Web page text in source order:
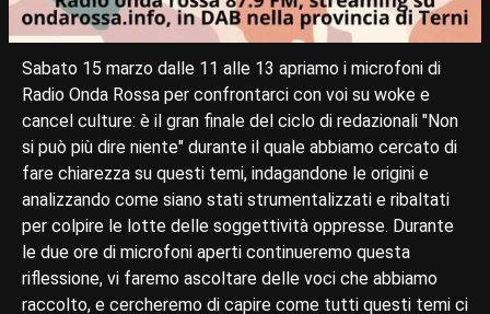
Sabato 15 marzo dalle 11 alle 13 apriamo i microfoni di
Radio Onda Rossa per confrontarci con voi su woke e
cancel culture: è il gran finale del ciclo di redazionali "Non
si può più dire niente" durante il quale abbiamo cercato di
fare chiarezza su questi temi, indagandone le origini e
analizzando come siano stati strumentalizzati e ribaltati
per colpire le lotte delle soggettività oppresse. Durante
le due ore di microfoni aperti continueremo questa
riflessione, vi faremo ascoltare delle voci che abbiamo
raccolto, e cercheremo di capire come tutti questi temi ci